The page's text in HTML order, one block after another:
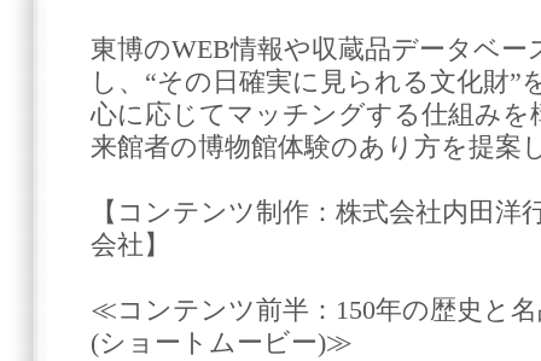
東博のWEB情報や収蔵品データベー
し、“その日確実に見られる文化財”
心に応じてマッチングする仕組み
来館者の博物館体験のあり方を提案
【コンテンツ制作：株式会社内田
会社】
≪コンテンツ前半：150年の歴史と
(ショートムービー)≫